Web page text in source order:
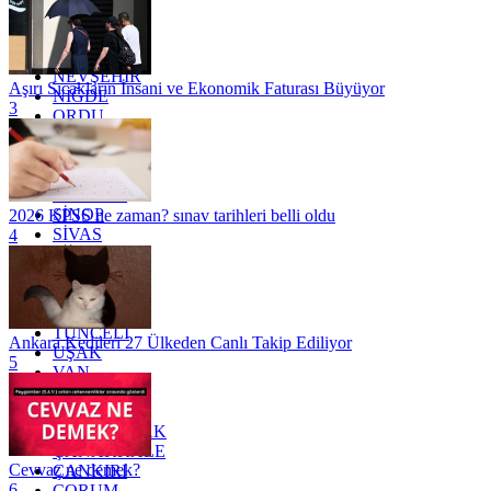
MERSİN
MUĞLA
MUŞ
NEVŞEHİR
NİĞDE
ORDU
OSMANİYE
RİZE
SAKARYA
SAMSUN
SİNOP
SİVAS
SİİRT
TEKİRDAĞ
TOKAT
TRABZON
TUNCELİ
UŞAK
VAN
YALOVA
YOZGAT
ZONGULDAK
ÇANAKKALE
ÇANKIRI
Aşırı Sıcakların İnsani ve Ekonomik Faturası Büyüyor
3
2026 KPSS ne zaman? sınav tarihleri belli oldu
4
Ankara Kedileri 27 Ülkeden Canlı Takip Ediliyor
5
Cevvaz ne demek?